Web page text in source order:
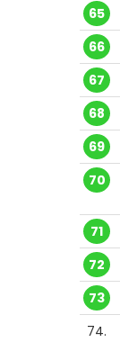
65
66
67
68
69
70
71
72
73
74.